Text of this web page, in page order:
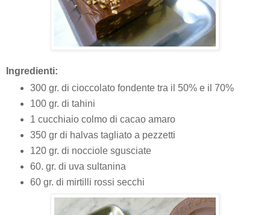
Ingredienti:
300 gr. di cioccolato fondente tra il 50% e il 70%
100 gr. di tahini
1 cucchiaio colmo di cacao amaro
350 gr di halvas tagliato a pezzetti
120 gr. di nocciole sgusciate
60. gr. di uva sultanina
60 gr. di mirtilli rossi secchi